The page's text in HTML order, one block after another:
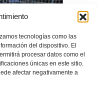
tecnologías como las
del dispositivo. El
procesar datos como el
únicas en este sitio.
afectar negativamente a
con los triangulares